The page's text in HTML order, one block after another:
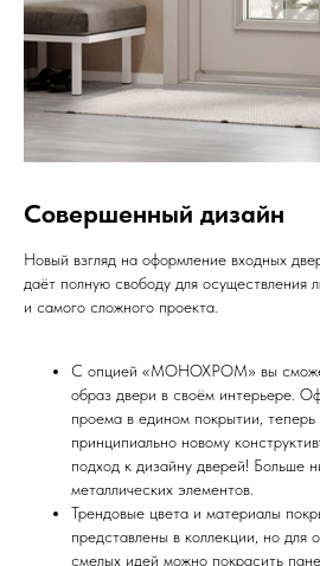
Совершенный дизайн
Новый взгляд на оформление входных
даёт полную свободу для осуществления
и самого сложного проекта.
С опцией «МОНОХРОМ» вы
образ двери в своём интерьере.
проема в едином покрытии,
принципиально новому
подход к дизайну дверей! Больше
металлических элементов.
Трендовые цвета и материалы
представлены в коллекции, но для
смелых идей можно покрасить